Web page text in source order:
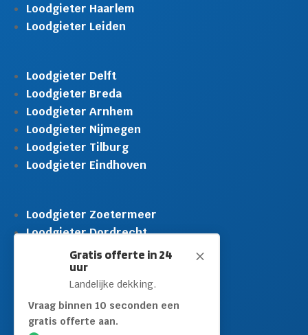
M
Gratis offerte in 24
uur
Landelijke dekking.
Vraag binnen 10 seconden een
gratis offerte aan.
Loodgieter Haarlem
Loodgieter Leiden
Loodgieter Delft
Loodgieter Breda
Loodgieter Arnhem
Loodgieter Nijmegen
Loodgieter Tilburg
Loodgieter Eindhoven
Loodgieter Zoetermeer
Loodgieter Dordrecht
Loodgieter Rijswijk
Loodgieter Schiedam
Loodgieter Leidschendam
Loodgieter Hilversum